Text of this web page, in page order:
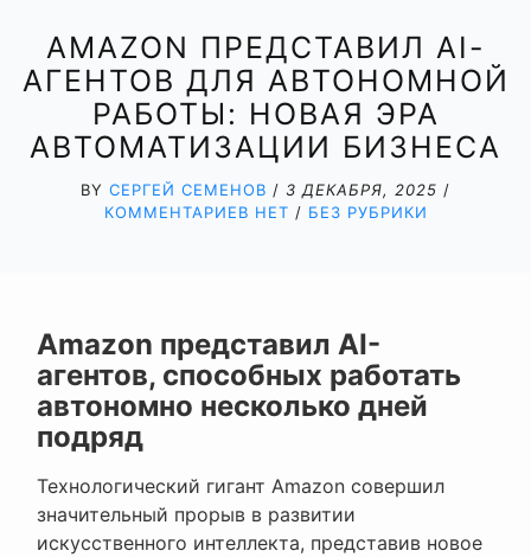
AMAZON ПРЕДСТАВИЛ AI-
АГЕНТОВ ДЛЯ АВТОНОМНОЙ
РАБОТЫ: НОВАЯ ЭРА
АВТОМАТИЗАЦИИ БИЗНЕСА
BY СЕРГЕЙ СЕМЕНОВ / 3 ДЕКАБРЯ, 2025 /
КОММЕНТАРИЕВ НЕТ / БЕЗ РУБРИКИ
Amazon представил AI-
агентов, способных работать
автономно несколько дней
подряд
Технологический гигант Amazon совершил
значительный прорыв в развитии
искусственного интеллекта, представив новое